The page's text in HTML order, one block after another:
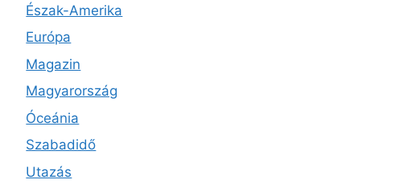
Észak-Amerika
Európa
Magazin
Magyarország
Óceánia
Szabadidő
Utazás